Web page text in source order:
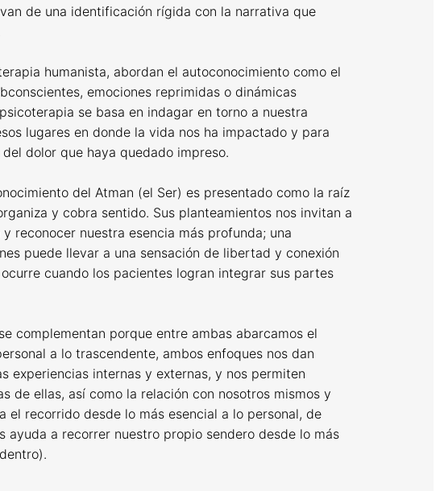
de una identificación rígida con la narrativa que
humanista, abordan el autoconocimiento como el
emociones reprimidas o dinámicas
se basa en indagar en torno a nuestra
lugares en donde la vida nos ha impactado y para
dolor que haya quedado impreso.
del Atman (el Ser) es presentado como la raíz
y cobra sentido. Sus planteamientos nos invitan a
reconocer nuestra esencia más profunda; una
puede llevar a una sensación de libertad y conexión
cuando los pacientes logran integrar sus partes
complementan porque entre ambas abarcamos el
a lo trascendente, ambos enfoques nos dan
experiencias internas y externas, y nos permiten
de ellas, así como la relación con nosotros mismos y
el recorrido desde lo más esencial a lo personal, de
ayuda a recorrer nuestro propio sendero desde lo más